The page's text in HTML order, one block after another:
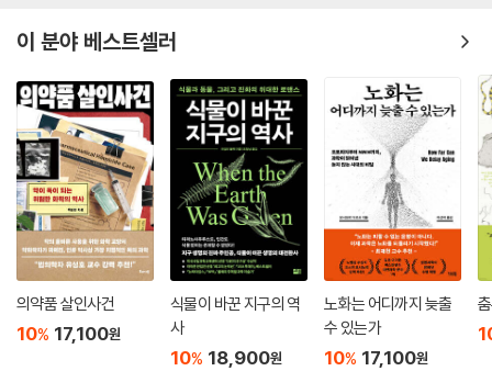
아무리 작은 생물이라도 형태 유지를 위한 골격과 외피, 움직일 때 몸을 붙
들어 매두기 위한 지지 발판 정도는 필요한 법이다. 작고 위험에 취약하기
때문에 물리적으로든, 화학적으로든, 단순히 수적으로든 자신을 방어할
필요가 있다.
6. 번식하기
오늘날 살아 있는 생물의 형태는 40억 년에 걸친 진화를 마친 뒤에 자손을
남기는 일에 능숙해짐으로써 생존에 성공을 거두었다. 여기에는 단순히 자
기 복제를 하거나 다른 종과 DNA를 섞거나 새로운 유전자 조합을 만들어
내는 방식이 이용되었다. 그중 일부는 앞으로도 생존을 위한 치열한 싸움
에서 성공을 거둘 것이다.
이 분야 베스트셀러
의약품 살인사건
10% 17,100원
식물이 바꾼 지구의 역
사
10% 18,900원
노화는 어디까지 늦출
수 있는가
10% 17,100원